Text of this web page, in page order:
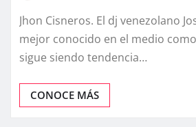
Jhon Cisneros. El dj venezolano
mejor conocido en el medio como
sigue siendo tendencia…
CONOCE MÁS